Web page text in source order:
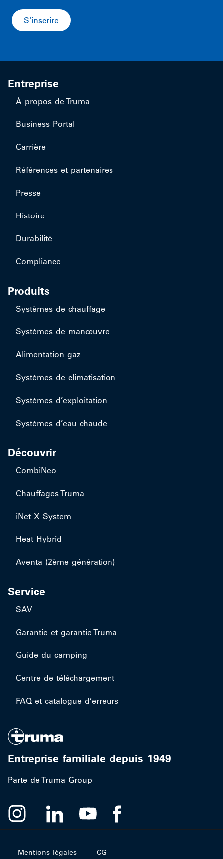
S'inscrire
Entreprise
À propos de Truma
Business Portal
Carrière
Références et partenaires
Presse
Histoire
Durabilité
Compliance
Produits
Systèmes de chauffage
Systèmes de manœuvre
Alimentation gaz
Systèmes de climatisation
Systèmes d’exploitation
Systèmes d’eau chaude
Découvrir
CombiNeo
Chauffages Truma
iNet X System
Heat Hybrid
Aventa (2ème génération)
Service
SAV
Garantie et garantie Truma
Guide du camping
Centre de téléchargement
FAQ et catalogue d’erreurs
Entreprise familiale depuis 1949
Parte de Truma Group
Mentions légales CG